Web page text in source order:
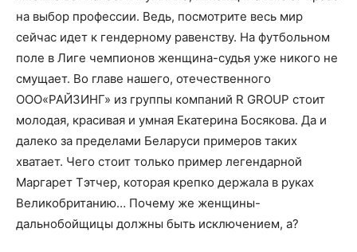
на выбор профессии. Ведь, посмотрите весь мир
сейчас идет к гендерному равенству. На футбольном
поле в Лиге чемпионов женщина-судья уже никого не
смущает. Во главе нашего, отечественного
ООО«РАЙЗИНГ» из группы компаний R GROUP стоит
молодая, красивая и умная Екатерина Босякова. Да и
далеко за пределами Беларуси примеров таких
хватает. Чего стоит только пример легендарной
Маргарет Тэтчер, которая крепко держала в руках
Великобританию… Почему же женщины-
дальнобойщицы должны быть исключением, а?